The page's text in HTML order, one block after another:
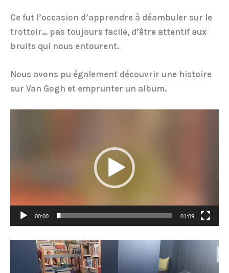
Ce fut l’occasion d’apprendre à déambuler sur le
trottoir… pas toujours facile, d’être attentif aux
bruits qui nous entourent.
Nous avons pu également découvrir une histoire
sur Van Gogh et emprunter un album.
00:00 01:09
Lecteur